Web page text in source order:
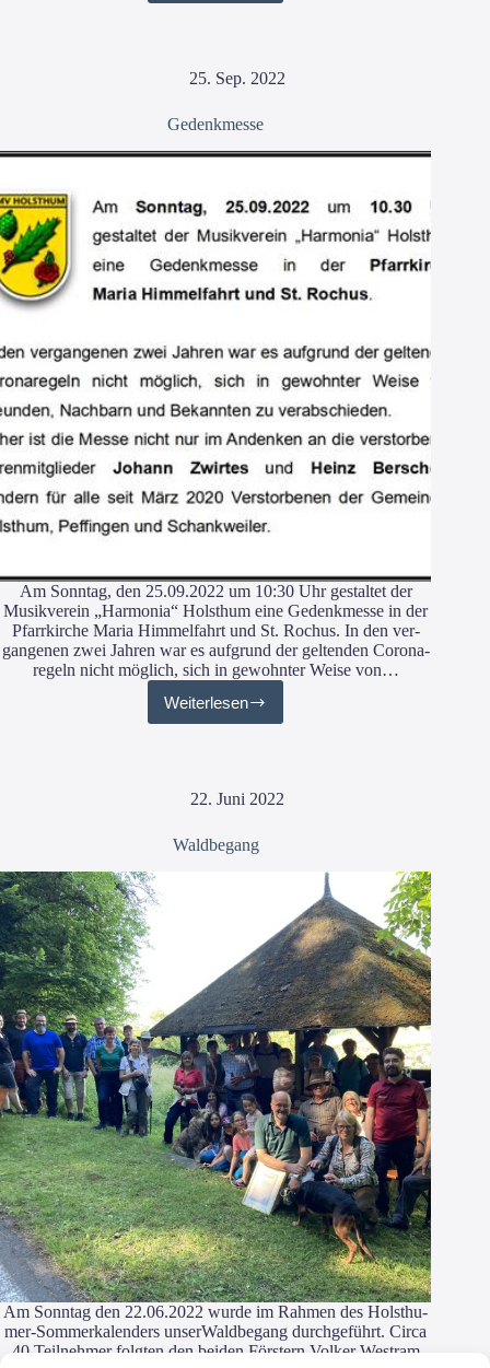
25. Sep. 2022
Gedenkmesse
Am Sonn­tag, den 25.09.2022 um 10:30 Uhr gestal­tet der
Musik­ver­ein „Har­mo­nia“ Holst­hum eine Gedenk­mes­se in der
Pfarr­kir­che Maria Him­mel­fahrt und St. Rochus. In den ver­
gan­ge­nen zwei Jah­ren war es auf­grund der gel­ten­den Coro­na­
re­geln nicht mög­lich, sich in gewohn­ter Wei­se von…
WeiterlesenGedenkmesse
22. Juni 2022
Waldbegang
Am Sonn­tag den 22.06.2022 wur­de im Rah­men des Hols­t­hu­­
mer-Som­­mer­­ka­­len­­ders unserWald­be­gang durch­ge­führt. Cir­ca
40 Teil­neh­mer folg­ten den bei­den Förs­tern Vol­ker West­ram